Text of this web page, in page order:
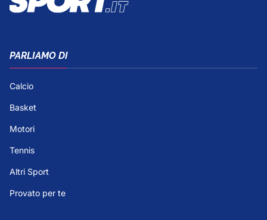
PARLIAMO DI
Calcio
Basket
Motori
Tennis
Altri Sport
Provato per te